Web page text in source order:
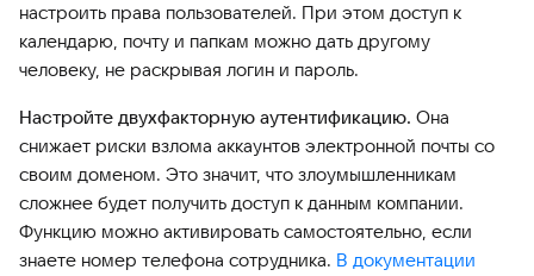
настроить права пользователей. При этом доступ к
календарю, почту и папкам можно дать другому
человеку, не раскрывая логин и пароль.
Настройте двухфакторную аутентификацию. Она
снижает риски взлома аккаунтов электронной почты со
своим доменом. Это значит, что злоумышленникам
сложнее будет получить доступ к данным компании.
Функцию можно активировать самостоятельно, если
знаете номер телефона сотрудника. В документации